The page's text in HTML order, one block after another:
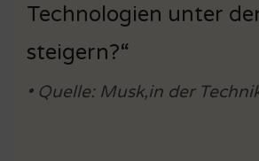
Technologien unter
steigern?“
• Quelle: Musk,in der